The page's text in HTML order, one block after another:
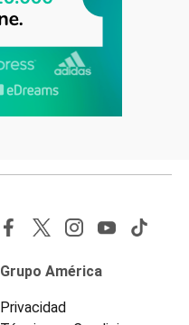
Grupo América
Privacidad